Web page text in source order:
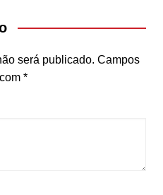
será publicado. Campos
*